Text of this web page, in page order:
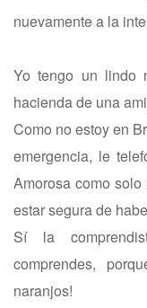
nuevamente a la
Yo tengo un lindo
hacienda de una
Como no estoy en
emergencia, le
Amorosa como
estar segura de
Sí la
comprendes,
naranjos!